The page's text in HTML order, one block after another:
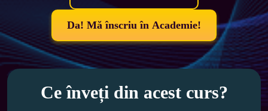
Da! Mă înscriu în Academie!
Ce înveți din acest curs?